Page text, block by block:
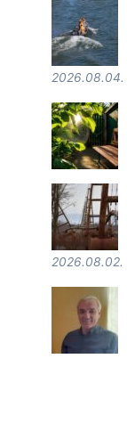
2026.08.04.
2026.08.02.